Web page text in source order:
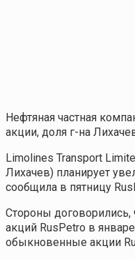
Нефтяная частная
акции, доля г-на
Limolines Transport
Лихачев) планирует
сообщила в пятницу
Стороны договорились,
акций RusPetro в
обыкновенные акции